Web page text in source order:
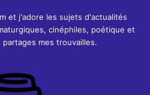
et j'adore les sujets d'actualités
cinéphiles, poétique et
mes trouvailles.